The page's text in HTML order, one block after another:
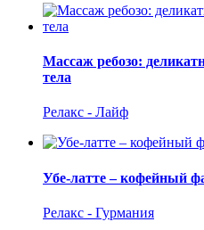
Массаж ребозо:
тела
Релакс - Лайф
Убе-латте – кофейный
Релакс - Гурмания